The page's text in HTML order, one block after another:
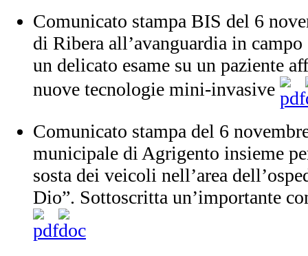
Comunicato stampa BIS del 6
di Ribera all’avanguardia in
un delicato esame su un paziente
nuove tecnologie mini-invasive
Comunicato stampa del 6
municipale di Agrigento insieme
sosta dei veicoli nell’area
Dio”. Sottoscritta un’importante